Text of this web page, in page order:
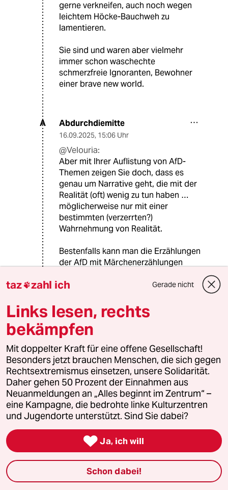
gerne verkneifen, auch noch wegen
leichtem Höcke-Bauchweh zu
lamentieren.
Sie sind und waren aber vielmehr
immer schon waschechte
schmerzfreie Ignoranten, Bewohner
einer brave new world.
A Abdurchdiemitte
16.09.2025, 15:06 Uhr
@Velouria:
Aber mit Ihrer Auflistung von AfD-
Themen zeigen Sie doch, dass es
genau um Narrative geht, die mit der
Realität (oft) wenig zu tun haben …
möglicherweise nur mit einer
bestimmten (verzerrten?)
Wahrnehmung von Realität.
Bestenfalls kann man die Erzählungen
der AfD mit Märchenerzählungen
Körnchen Wahrheit enthalten bzw.
Und über alle von Ihnen aufgezählten
Themen wird auch in und zwischen
allen anderen Parteien diskutiert.
Worin liegt also genau die Alternative
in dieser „Alternative“? Doch wohl nur
in dem Versprechen, im Gegensatz zu
den „Altparteien“ tabula rasa zu
machen, also mit all diesen
Problemen aufzuräumen … und so
etwas zu versprechen, ist schon die
reinste Lüge.
RonSlater
16.09.2025,11:02 Uhr
taz zahl ich Gerade nicht
Links lesen, rechts
bekämpfen
Mit doppelter Kraft für eine offene Gesellschaft!
Besonders jetzt brauchen Menschen, die sich gegen
Rechtsextremismus einsetzen, unsere Solidarität.
Daher gehen 50 Prozent der Einnahmen aus
Neuanmeldungen an „Alles beginnt im Zentrum“ –
eine Kampagne, die bedrohte linke Kulturzentren
und Jugendorte unterstützt. Sind Sie dabei?
 Ja, ich will
Schon dabei!